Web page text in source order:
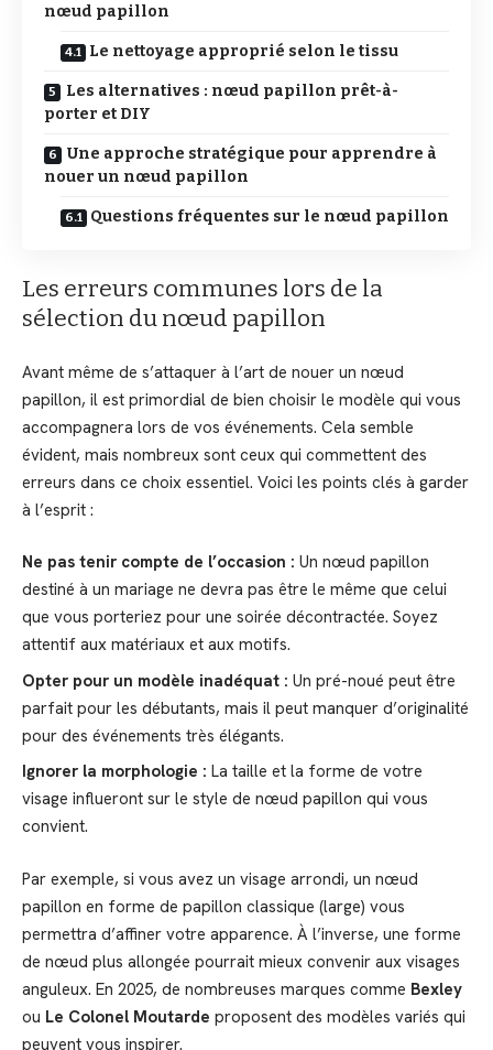
nœud papillon
Le nettoyage approprié selon le tissu
Les alternatives : nœud papillon prêt-à-
porter et DIY
Une approche stratégique pour apprendre à
nouer un nœud papillon
Questions fréquentes sur le nœud papillon
Les erreurs communes lors de la
sélection du nœud papillon
Avant même de s’attaquer à l’art de nouer un nœud
papillon, il est primordial de bien choisir le modèle qui vous
accompagnera lors de vos événements. Cela semble
évident, mais nombreux sont ceux qui commettent des
erreurs dans ce choix essentiel. Voici les points clés à garder
à l’esprit :
Ne pas tenir compte de l’occasion : Un nœud papillon
destiné à un mariage ne devra pas être le même que celui
que vous porteriez pour une soirée décontractée. Soyez
attentif aux matériaux et aux motifs.
Opter pour un modèle inadéquat : Un pré-noué peut être
parfait pour les débutants, mais il peut manquer d’originalité
pour des événements très élégants.
Ignorer la morphologie : La taille et la forme de votre
visage influeront sur le style de nœud papillon qui vous
convient.
Par exemple, si vous avez un visage arrondi, un nœud
papillon en forme de papillon classique (large) vous
permettra d’affiner votre apparence. À l’inverse, une forme
de nœud plus allongée pourrait mieux convenir aux visages
anguleux. En 2025, de nombreuses marques comme Bexley
ou Le Colonel Moutarde proposent des modèles variés qui
peuvent vous inspirer.